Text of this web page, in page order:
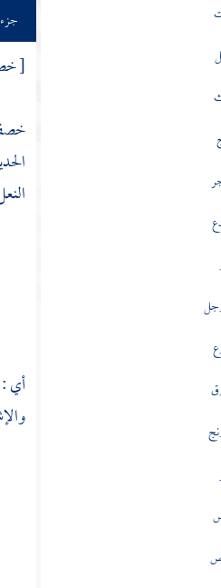
جزء
[
أي